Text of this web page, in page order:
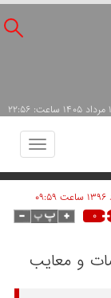
Toggle
۰
و معایب